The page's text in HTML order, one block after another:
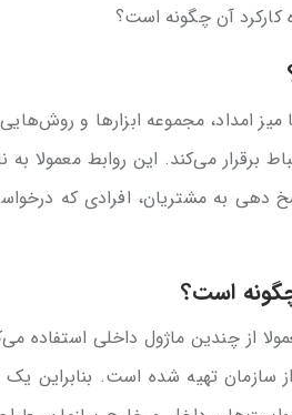
امداد، مجموعه ابزارها و
برقرار می‌کند. این روابط
دهی به مشتریان، افرادی که
از چندین ماژول داخلی استفاده
سازمان تهیه شده است. بنابراین